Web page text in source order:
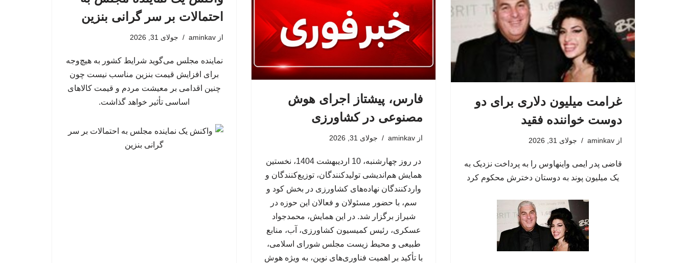
غرامت میلیون دلاری برای دو
دوست خواننده فقید
از aminkav جولای 31, 2026
قاضی پدر ایمی واینهاوس را به پرداخت نزدیک به
یک میلیون پوند به دوستان دخترش محکوم کرد
فارس، پیشتاز اجرای هوش
مصنوعی در کشاورزی
از aminkav جولای 31, 2026
در روز چهارشنبه، 10 اردیبهشت 1404، نخستین
همایش هم‌اندیشی تولیدکنندگان، توزیع‌کنندگان و
واردکنندگان نهاده‌های کشاورزی در بخش کود و
سم، با حضور مسئولان و فعالان این حوزه در
شیراز برگزار شد. در این همایش، محمدجواد
عسکری، رئیس کمیسیون کشاورزی، آب، منابع
طبیعی و محیط زیست مجلس شورای اسلامی،
با تأکید بر اهمیت فناوری‌های نوین، به ویژه هوش
احتمالات بر سر گرانی بنزین
از aminkav جولای 31, 2026
نماینده مجلس می‌گوید شرایط کشور به هیچ‌وجه
برای افزایش قیمت بنزین مناسب نیست چون
چنین اقدامی بر معیشت مردم و قیمت کالاهای
اساسی تأثیر خواهد گذاشت.